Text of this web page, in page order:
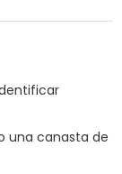
una canasta de